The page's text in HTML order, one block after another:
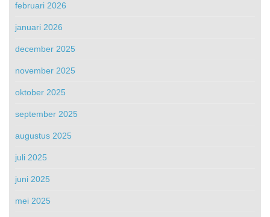
februari 2026
januari 2026
december 2025
november 2025
oktober 2025
september 2025
augustus 2025
juli 2025
juni 2025
mei 2025